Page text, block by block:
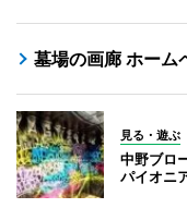
墓場の画廊 ホーム
見る・遊ぶ
中野ブロ
パイオニ